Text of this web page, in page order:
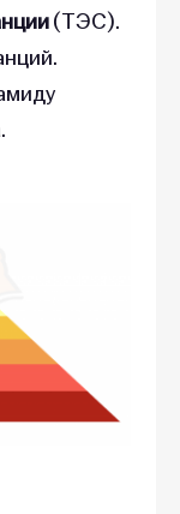
(ТЭС).